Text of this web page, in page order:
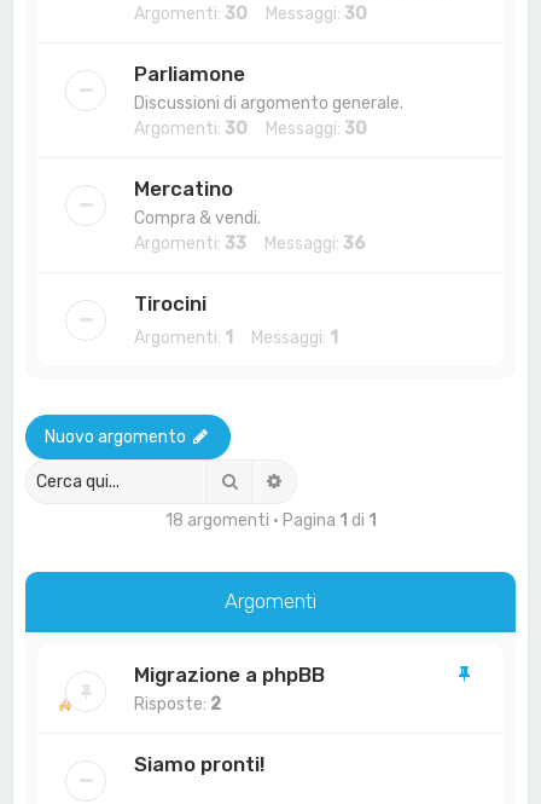
Argomenti: 30 Messaggi: 30
Parliamone
Discussioni di argomento generale.
Argomenti: 30 Messaggi: 30
Mercatino
Compra & vendi.
Argomenti: 33 Messaggi: 36
Tirocini
Argomenti: 1 Messaggi: 1
Nuovo argomento
Cerca
18 argomenti • Pagina 1 di 1
Argomenti
Migrazione a phpBB
Risposte: 2
Siamo pronti!